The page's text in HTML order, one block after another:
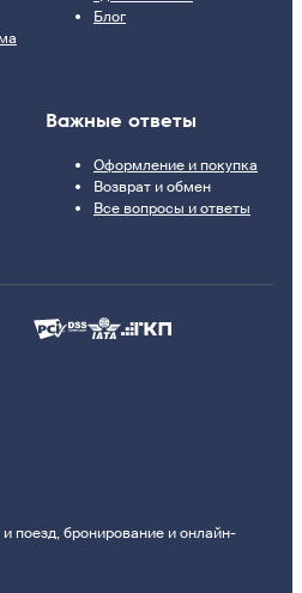
Блог
Важные ответы
Оформление и покупка
Возврат и обмен
Все вопросы и ответы
поезд, бронирование и онлайн-